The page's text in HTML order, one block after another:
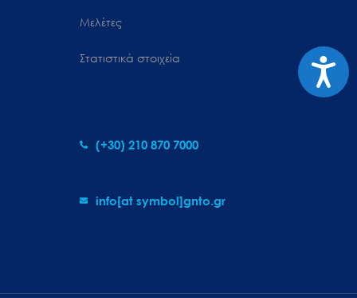
Μελέτες
Στατιστικά στοιχεία
(+30) 210 870 7000
info[at symbol]gnto.gr